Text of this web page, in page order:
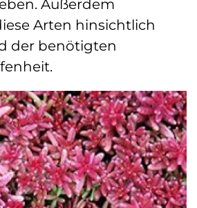
Außerdem
Arten hinsichtlich
der benötigten